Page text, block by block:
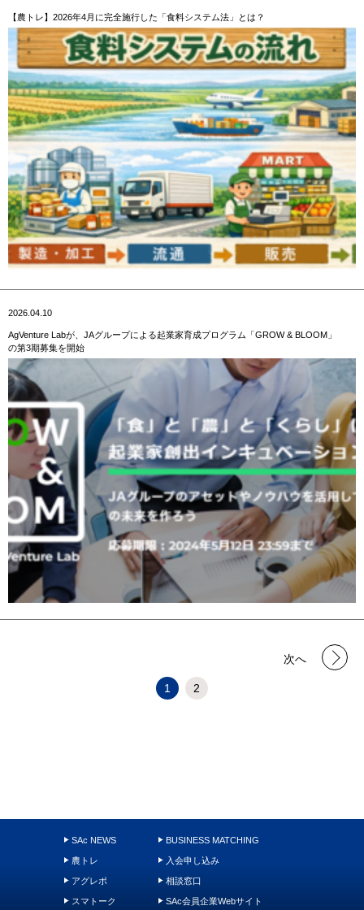
【農トレ】2026年4月に完全施行した「食料システム法」とは？
2026.04.10
AgVenture Labが、JAグループによる起業家育成プログラム「GROW & BLOOM」
の第3期募集を開始
1 2
次へ
SAc NEWS
農トレ
アグレポ
スマトーク
BUSINESS MATCHING
入会申し込み
相談窓口
SAc会員企業Webサイト